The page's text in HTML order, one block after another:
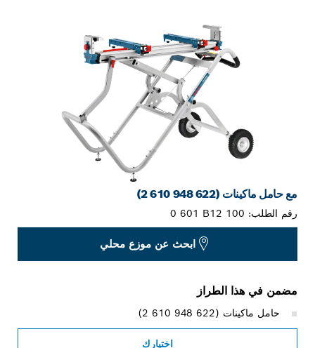
مع حامل ماكينات (‎2 610 948 622)
رقم الطلب:0 601 B12 100
ابحث عن موزع محلي
مضمن في هذا الطراز
حامل ماكينات (‎2 610 948 622)
اختيارك